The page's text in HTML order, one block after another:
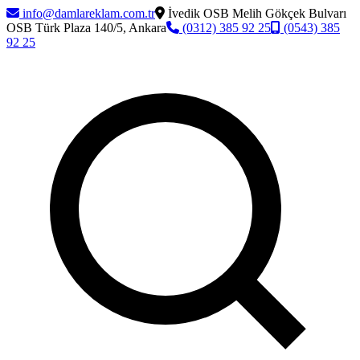
info@damlareklam.com.tr
İvedik OSB Melih Gökçek Bulvarı
OSB Türk Plaza 140/5, Ankara
(0312) 385 92 25
(0543) 385
92 25